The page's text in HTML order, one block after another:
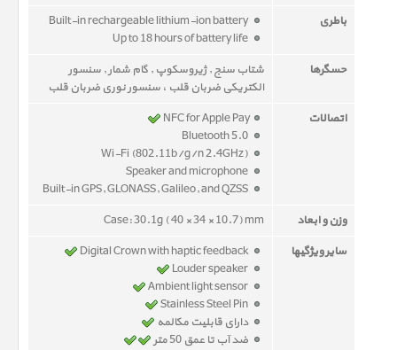
باطری
حسگرها
شتاب سنج , ژیروسکوپ , گام شمار , سنسور
الکتریکی ضربان قلب ، سنسور نوری ضربان قلب
اتصالات
NFC for Apple Pay
وزن و ابعاد
Case: 30.1g ( 40 × 34 × 10.7) mm
سایر ویژگیها
دارای قابلیت مکالمه
ضد آب تا عمق 50 متر